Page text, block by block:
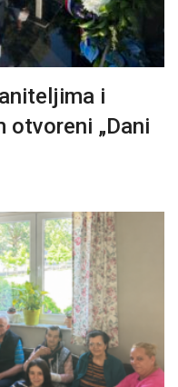
i
„Dani